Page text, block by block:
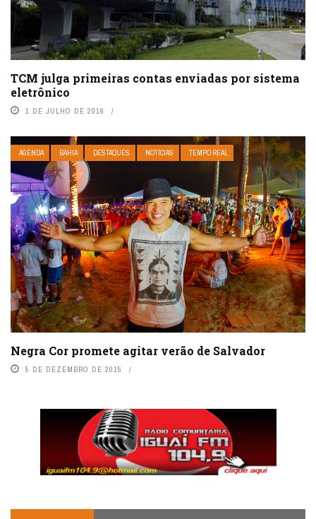
TCM julga primeiras contas enviadas por sistema
eletrônico
1 DE JULHO DE 2016
AGENDA BAHIA DESTAQUES NOTÍCIAS TEMPO REAL
Negra Cor promete agitar verão de Salvador
5 DE DEZEMBRO DE 2015